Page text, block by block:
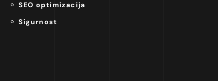
SEO optimizacija
Sigurnost